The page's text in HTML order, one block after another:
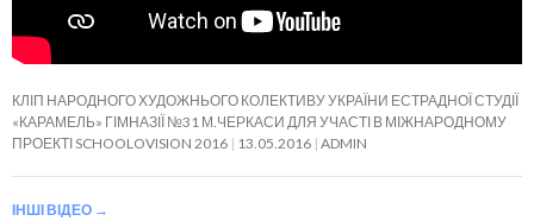
КЛІП НАРОДНОГО ХУДОЖНЬОГО КОЛЕКТИВУ УКРАЇНИ ЕСТРАДНОЇ СТУДІЇ
«КАРАМЕЛЬ» ГІМНАЗІЇ №31 М.ЧЕРКАСИ ДЛЯ УЧАСТІ В МІЖНАРОДНОМУ
ПРОЕКТІ SCHOOLOVISION 2016
13.05.2016 ADMIN
ІНШІ ВІДЕО →